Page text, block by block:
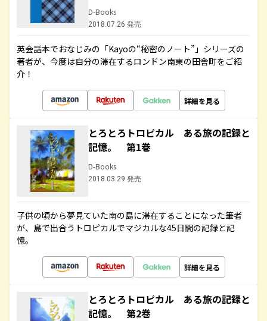
D-Books
2018.07.26 発売
英会話本でおなじみの「Kayoの“秘密のノート”」シリーズの
著者が、今度は自分の滞在するロンドン南東の田舎町をご紹
介！
詳細を見る
とろとろトロピカル ある旅の記録と
記憶。 第1巻
D-Books
2018.03.29 発売
子供の頃から夢見ていた南の島に滞在することになった筆者
が、島で出合うトロピカルでマジカルな45日間の記録と記
憶。
詳細を見る
とろとろトロピカル ある旅の記録と
記憶。 第2巻